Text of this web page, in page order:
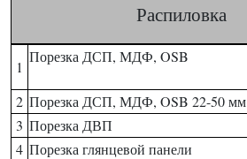
Распиловка
1
Порезка ДСП, МДФ, OSB
2 Порезка ДСП, МДФ, OSB 22-50 мм
3 Порезка ДВП
4 Порезка глянцевой панели